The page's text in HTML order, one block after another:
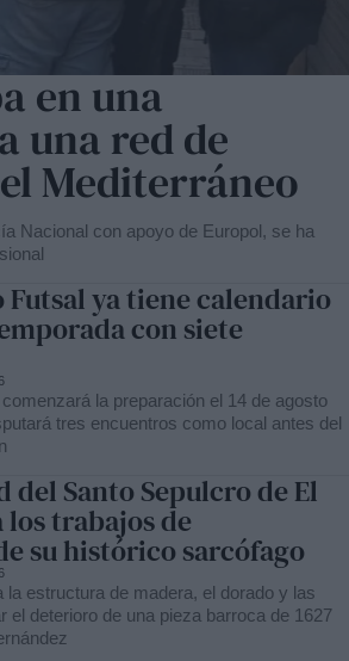
en una
una red de
Mediterráneo
Nacional con apoyo de Europol, se ha
Futsal ya tiene calendario
con siete
la preparación el 14 de agosto
tres encuentros como local antes del
del Santo Sepulcro de El
trabajos de
su histórico sarcófago
la estructura de madera, el dorado y las
el deterioro de una pieza barroca de 1627